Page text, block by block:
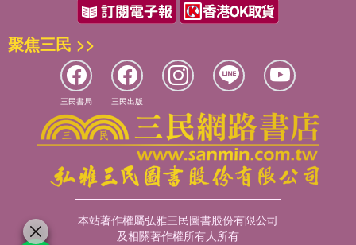
聚焦三民 >>
三民書局 三民出版
本站著作權屬弘雅三民圖書股份有限公司
及相關著作權所有人所有